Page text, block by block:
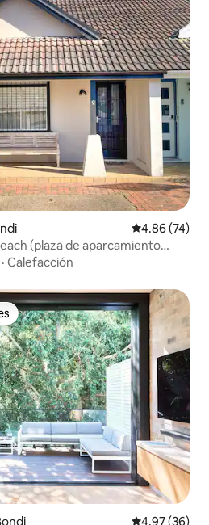
Calificación
4.86 (74)
(plaza de aparcamiento
· Calefacción
Calificación
4.97 (36)